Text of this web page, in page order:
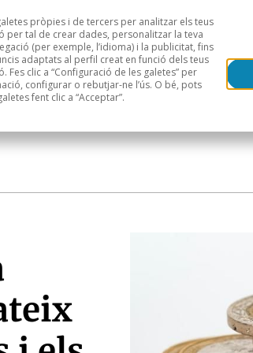
Àrees geogràfiques
pròpies i de tercers per analitzar els teus
per tal de crear dades, personalitzar la teva
(per exemple, l’idioma) i la publicitat, fins
adaptats al perfil creat en funció dels teus
Fes clic a “Configuració de les galetes” per
configurar o rebutjar-ne l’ús. O bé, pots
fent clic a “Acceptar”.